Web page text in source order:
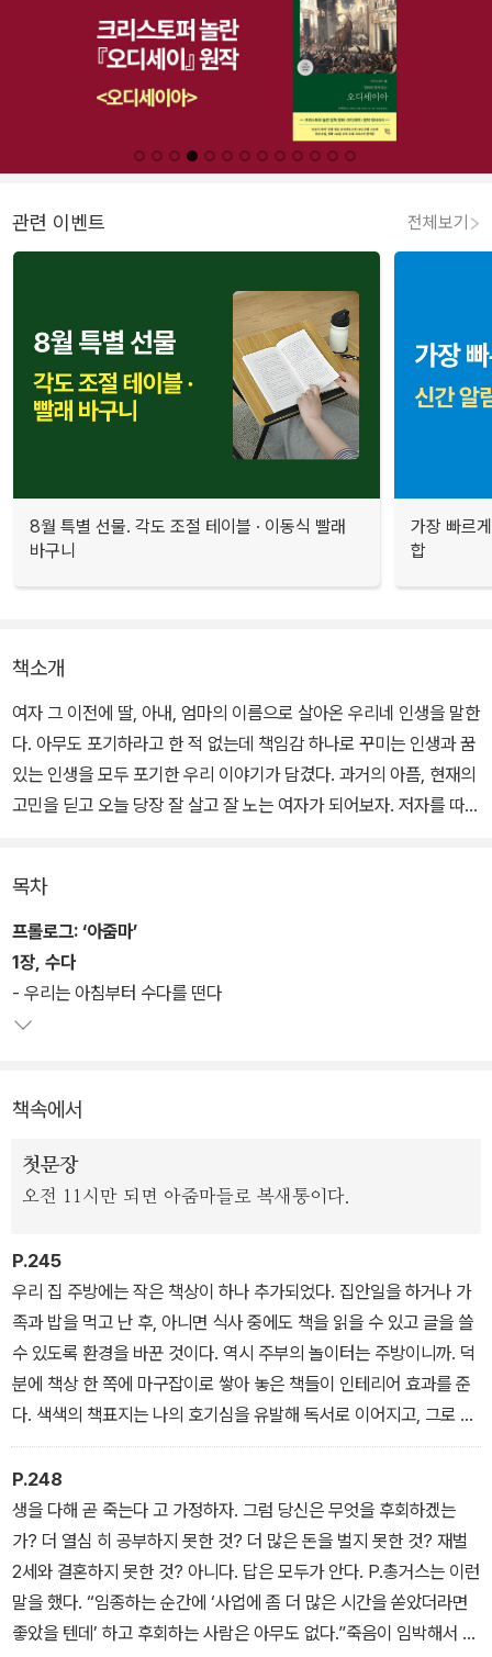
관련 이벤트 전체보기
8월 특별 선물. 각도 조절 테이블 · 이동식 빨래
바구니
가장 빠르
합
책소개
여자 그 이전에 딸, 아내, 엄마의 이름으로 살아온 우리네 인생을 말한
다. 아무도 포기하라고 한 적 없는데 책임감 하나로 꾸미는 인생과 꿈
있는 인생을 모두 포기한 우리 이야기가 담겼다. 과거의 아픔, 현재의
고민을 딛고 오늘 당장 잘 살고 잘 노는 여자가 되어보자. 저자를 따라
목차
프롤로그: ‘아줌마’
1장, 수다
- 우리는 아침부터 수다를 떤다
책속에서
첫문장
오전 11시만 되면 아줌마들로 복새통이다.
P.245
우리 집 주방에는 작은 책상이 하나 추가되었다. 집안일을 하거나 가
족과 밥을 먹고 난 후, 아니면 식사 중에도 책을 읽을 수 있고 글을 쓸
수 있도록 환경을 바꾼 것이다. 역시 주부의 놀이터는 주방이니까. 덕
분에 책상 한 쪽에 마구잡이로 쌓아 놓은 책들이 인테리어 효과를 준
다. 색색의 책표지는 나의 호기심을 유발해 독서로 이어지고, 그로 인
해 지적인 행복감을 얻는다. 저녁에 퇴근한 남편이 '어이 김 작가!' 부
르며 나를 놀린다. 나는 웃으며 농담을 받아 준다. 놀이엔 또 누군가를
놀려먹는 개구쟁이가 있어야 제맛이긴 하니까 말이다.
P.248
생을 다해 곧 죽는다 고 가정하자. 그럼 당신은 무엇을 후회하겠는
가? 더 열심 히 공부하지 못한 것? 더 많은 돈을 벌지 못한 것? 재벌
2세와 결혼하지 못한 것? 아니다. 답은 모두가 안다. P.총거스는 이런
말을 했다. “임종하는 순간에 ‘사업에 좀 더 많은 시간을 쏟았더라면
좋았을 텐데’ 하고 후회하는 사람은 아무도 없다.”죽음이 임박해서 삶